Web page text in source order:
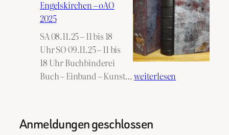
–
oAO
2025
Engelskirchen – oAO
2025
SA 08.11.25 – 11 bis 18
Uhr SO 09.11.25 – 11 bis
18 Uhr Buchbinderei
Buch – Einband – Kunst…35.
Engelskirchen
weiterlesen
Anmeldungen geschlossen